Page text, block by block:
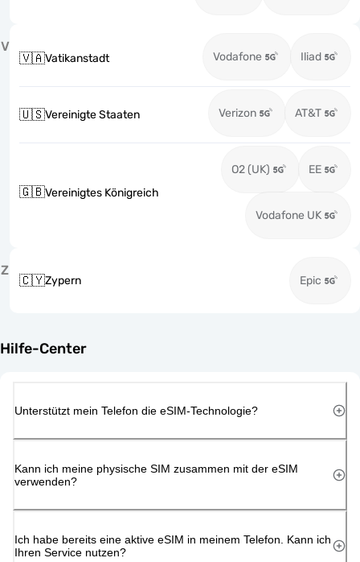
V
🇻🇦Vatikanstadt Vodafone Iliad
🇺🇸Vereinigte Staaten Verizon AT&T
🇬🇧Vereinigtes Königreich
O2 (UK) EE
Vodafone UK
Z
🇨🇾Zypern Epic
Hilfe-Center
Unterstützt mein Telefon die eSIM-Technologie?
Kann ich meine physische SIM zusammen mit der eSIM
verwenden?
Ich habe bereits eine aktive eSIM in meinem Telefon. Kann ich
Ihren Service nutzen?